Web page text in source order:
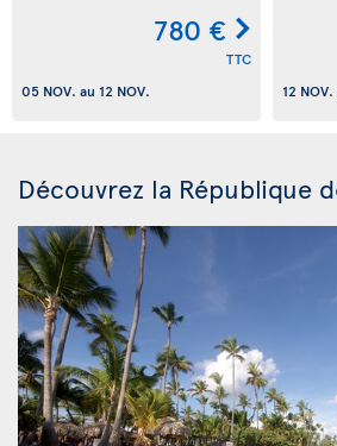
780 €
TTC
05 NOV. au 12 NOV.
12 NOV.
Découvrez la République